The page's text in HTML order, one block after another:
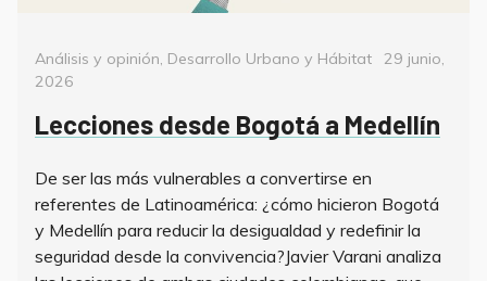
Categorías
Análisis y opinión, Desarrollo Urbano y Hábitat
Posted
29 junio,
2026
Lecciones desde Bogotá a Medellín
De ser las más vulnerables a convertirse en
referentes de Latinoamérica: ¿cómo hicieron Bogotá
y Medellín para reducir la desigualdad y redefinir la
seguridad desde la convivencia?Javier Varani analiza